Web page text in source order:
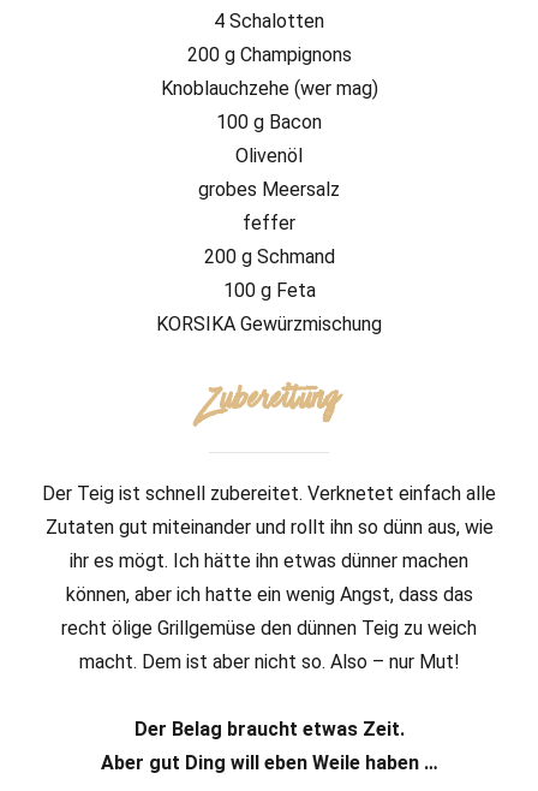
4 Schalotten
200 g Champignons
Knoblauchzehe (wer mag)
100 g Bacon
Olivenöl
grobes Meersalz
feffer
200 g Schmand
100 g Feta
KORSIKA Gewürzmischung
Zubereitung
Der Teig ist schnell zubereitet. Verknetet einfach alle
Zutaten gut miteinander und rollt ihn so dünn aus, wie
ihr es mögt. Ich hätte ihn etwas dünner machen
können, aber ich hatte ein wenig Angst, dass das
recht ölige Grillgemüse den dünnen Teig zu weich
macht. Dem ist aber nicht so. Also – nur Mut!
Der Belag braucht etwas Zeit.
Aber gut Ding will eben Weile haben …